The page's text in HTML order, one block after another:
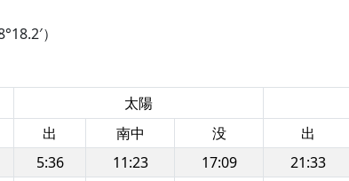
）
太陽
出 南中 没 出
5:36 11:23 17:09 21:33